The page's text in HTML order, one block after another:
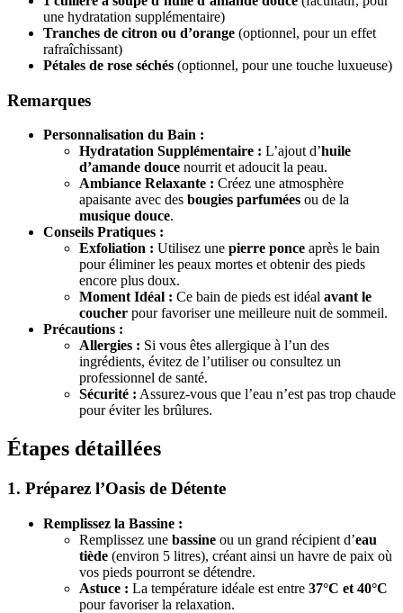
une hydratation supplémentaire)
Tranches de citron ou d’orange (optionnel, pour un effet
rafraîchissant)
Pétales de rose séchés (optionnel, pour une touche luxueuse)
Remarques
Personnalisation du Bain :
Hydratation Supplémentaire : L’ajout d’huile
d’amande douce nourrit et adoucit la peau.
Ambiance Relaxante : Créez une atmosphère
apaisante avec des bougies parfumées ou de la
musique douce.
Conseils Pratiques :
Exfoliation : Utilisez une pierre ponce après le bain
pour éliminer les peaux mortes et obtenir des pieds
encore plus doux.
Moment Idéal : Ce bain de pieds est idéal avant le
coucher pour favoriser une meilleure nuit de sommeil.
Précautions :
Allergies : Si vous êtes allergique à l’un des
ingrédients, évitez de l’utiliser ou consultez un
professionnel de santé.
Sécurité : Assurez-vous que l’eau n’est pas trop chaude
pour éviter les brûlures.
Étapes détaillées
1. Préparez l’Oasis de Détente
Remplissez la Bassine :
Remplissez une bassine ou un grand récipient d’eau
tiède (environ 5 litres), créant ainsi un havre de paix où
vos pieds pourront se détendre.
Astuce : La température idéale est entre 37°C et 40°C
pour favoriser la relaxation.